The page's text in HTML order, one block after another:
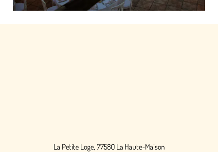
La Petite Loge, 77580 La Haute-Maison